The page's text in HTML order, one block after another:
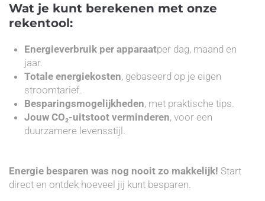
Wat je kunt berekenen met onze
rekentool:
Energieverbruik per apparaatper dag, maand en
jaar.
Totale energiekosten, gebaseerd op je eigen
stroomtarief.
Besparingsmogelijkheden, met praktische tips.
Jouw CO₂-uitstoot verminderen, voor een
duurzamere levensstijl.
Energie besparen was nog nooit zo makkelijk! Start
direct en ontdek hoeveel jij kunt besparen.